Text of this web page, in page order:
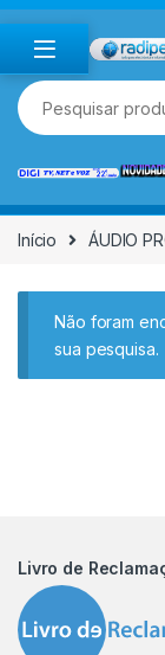
Skip to navigation
Skip to content
Pesquisar por:
Início ÁUDIO
Não foram
sua pesquisa.
Livro de